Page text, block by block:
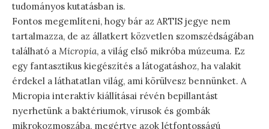
tudományos kutatásban is.
Fontos megemlíteni, hogy bár az ARTIS jegye nem
tartalmazza, de az állatkert közvetlen szomszédságában
található a Micropia, a világ első mikróba múzeuma. Ez
egy fantasztikus kiegészítés a látogatáshoz, ha valakit
érdekel a láthatatlan világ, ami körülvesz bennünket. A
Micropia interaktív kiállításai révén bepillantást
nyerhetünk a baktériumok, vírusok és gombák
mikrokozmoszába, megértve azok létfontosságú